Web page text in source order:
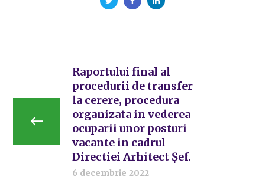
Raportului final al
procedurii de transfer
la cerere, procedura
organizata in vederea
ocuparii unor posturi
vacante in cadrul
Directiei Arhitect Șef.
6 decembrie 2022